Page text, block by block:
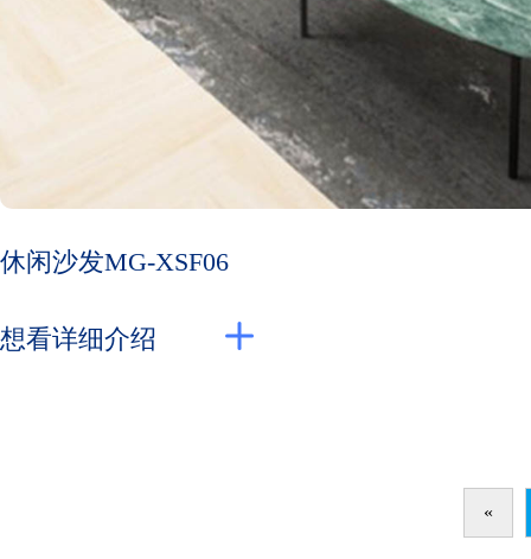
休闲沙发MG-XSF06
想看详细介绍
«